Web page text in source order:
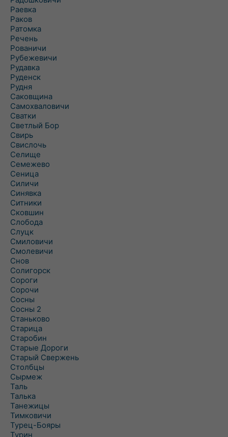
Раевка
Раков
Ратомка
Речень
Рованичи
Рубежевичи
Рудавка
Руденск
Рудня
Саковщина
Самохваловичи
Сватки
Светлый Бор
Свирь
Свислочь
Селище
Семежево
Сеница
Силичи
Синявка
Ситники
Сковшин
Слобода
Слуцк
Смиловичи
Смолевичи
Снов
Солигорск
Сороги
Сорочи
Сосны
Сосны 2
Станьково
Старица
Старобин
Старые Дороги
Старый Свержень
Столбцы
Сырмеж
Таль
Талька
Танежицы
Тимковичи
Турец-Бояры
Турин